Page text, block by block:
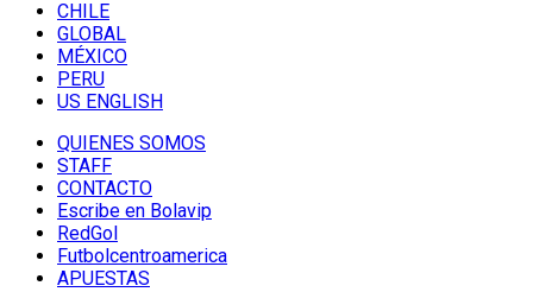
CHILE
GLOBAL
MÉXICO
PERU
US ENGLISH
QUIENES SOMOS
STAFF
CONTACTO
Escribe en Bolavip
RedGol
Futbolcentroamerica
APUESTAS